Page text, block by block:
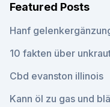
Featured Posts
Hanf
10 fakten über
Cbd evanston illinois
Kann öl zu gas und